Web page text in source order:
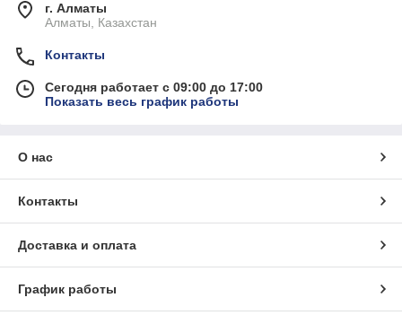
г. Алматы
Алматы, Казахстан
Контакты
Сегодня работает с 09:00 до 17:00
Показать весь график работы
О нас
Контакты
Доставка и оплата
График работы